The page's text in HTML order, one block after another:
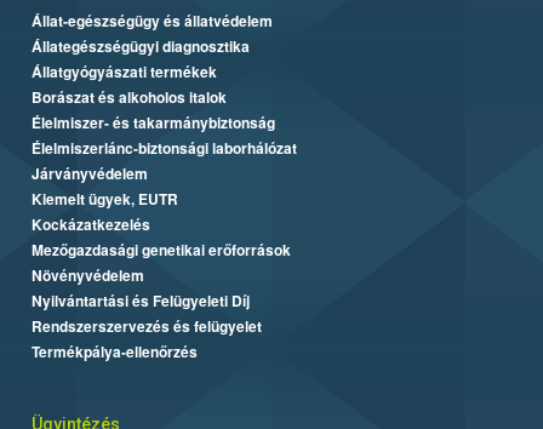
Állat-egészségügy és állatvédelem
Állategészségügyi diagnosztika
Állatgyógyászati termékek
Borászat és alkoholos italok
Élelmiszer- és takarmánybiztonság
Élelmiszerlánc-biztonsági laborhálózat
Járványvédelem
Kiemelt ügyek, EUTR
Kockázatkezelés
Mezőgazdasági genetikai erőforrások
Növényvédelem
Nyilvántartási és Felügyeleti Díj
Rendszerszervezés és felügyelet
Termékpálya-ellenőrzés
Ügyintézés